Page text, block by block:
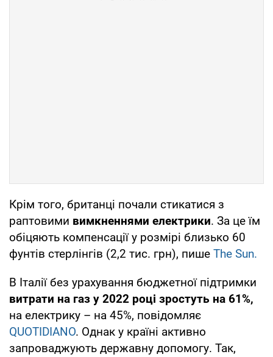
Крім того, британці почали стикатися з
раптовими вимкненнями електрики. За це їм
обіцяють компенсації у розмірі близько 60
фунтів стерлінгів (2,2 тис. грн), пише The Sun.
В Італії без урахування бюджетної підтримки
витрати на газ у 2022 році зростуть на 61%,
на електрику – на 45%, повідомляє
QUOTIDIANO. Однак у країні активно
запроваджують державну допомогу. Так,